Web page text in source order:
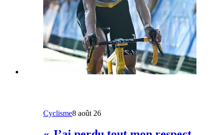
Cyclisme8 août 26